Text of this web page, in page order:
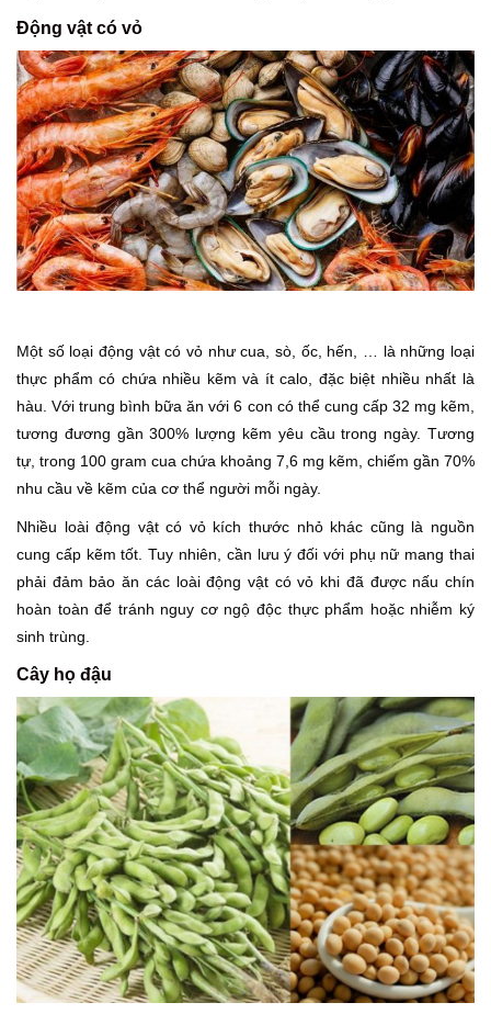
Động vật có vỏ
Một số loại động vật có vỏ như cua, sò, ốc, hến, … là những loại
thực phẩm có chứa nhiều kẽm và ít calo, đặc biệt nhiều nhất là
hàu. Với trung bình bữa ăn với 6 con có thể cung cấp 32 mg kẽm,
tương đương gần 300% lượng kẽm yêu cầu trong ngày. Tương
tự, trong 100 gram cua chứa khoảng 7,6 mg kẽm, chiếm gần 70%
nhu cầu về kẽm của cơ thể người mỗi ngày.
Nhiều loài động vật có vỏ kích thước nhỏ khác cũng là nguồn
cung cấp kẽm tốt. Tuy nhiên, cần lưu ý đối với phụ nữ mang thai
phải đảm bảo ăn các loài động vật có vỏ khi đã được nấu chín
hoàn toàn để tránh nguy cơ ngộ độc thực phẩm hoặc nhiễm ký
sinh trùng.
Cây họ đậu